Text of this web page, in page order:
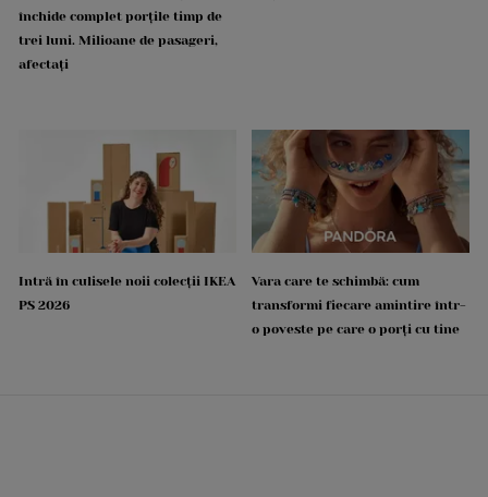
închide complet porțile timp de
trei luni. Milioane de pasageri,
afectați
Intră în culisele noii colecții IKEA
PS 2026
Vara care te schimbă: cum
transformi fiecare amintire într-
o poveste pe care o porți cu tine